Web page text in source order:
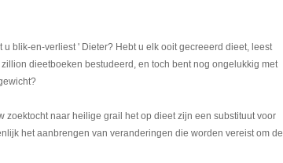
u blik-en-verliest ' Dieter? Hebt u elk ooit gecreeerd dieet, leest
dieetboeken bestudeerd, en toch bent nog ongelukkig met
zoektocht naar heilige grail het op dieet zijn een substituut voor
het aanbrengen van veranderingen die worden vereist om de